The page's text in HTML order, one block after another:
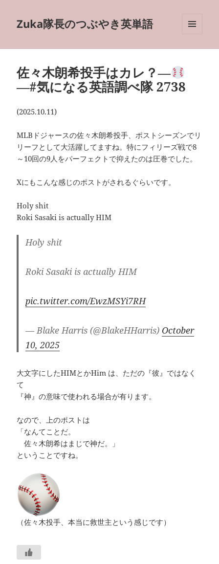
Zuka隊長のつぶやき英単語
ーとウ
佐々木朗希投手はカレ？―
―#気になる英語調べ隊 2738
(2025.10.11)
MLBドジャースの佐々木朗希投手、ポストシーズンでリ
リーフとして大活躍してますね。特にフィリーズ戦で8
～10回の9人をパーフェクトで抑えたのは圧巻でした。
Xにもこんな感じのポストがされるぐらいです。
Holy shit
Roki Sasaki is actually HIM
Holy shit
Roki Sasaki is actually HIM
pic.twitter.com/EwzMSYi7RH
— Blake Harris (@BlakeHHarris) October
10, 2025
大文字にしたHIMとかHim は、ただの『彼』ではなく
て
『神』の意味で使われる場合が有ります。
なので、上のポストは
「なんてことだ。
佐々木朗希はまじで神だ。」
ということですね。
（佐々木投手、本当に救世主という感じです）